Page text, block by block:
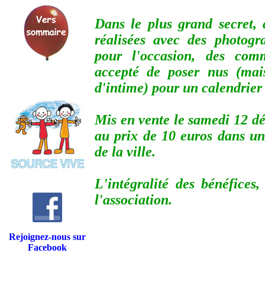
Dans le plus grand secret,
réalisées avec des
pour l'occasion, des
accepté de poser nus
d'intime) pour un calendrier
Mis en vente le samedi 12
au prix de 10 euros dans
de la ville.
L'intégralité des
l'association.
Rejoignez-nous sur
Facebook